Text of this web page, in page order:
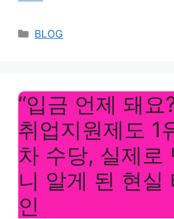
Categories
BLOG
“입금 언제 돼요
취업지원제도 1
차 수당, 실제로
니 알게 된 현실
인